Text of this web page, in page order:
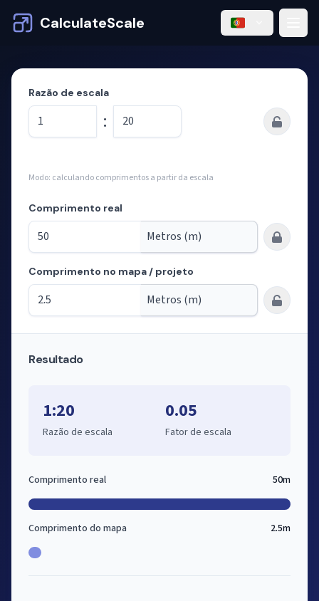
CalculateScale
Razão de escala
:
Modo: calculando comprimentos a partir da escala
Comprimento real
Comprimento no mapa / projeto
Resultado
1:20
Razão de escala
0.05
Fator de escala
Comprimento real 50m
Comprimento do mapa 2.5m